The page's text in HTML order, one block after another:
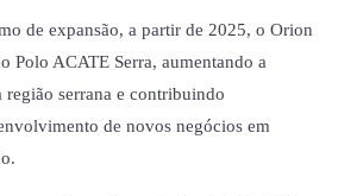
de expansão, a partir de 2025, o Orion
Polo ACATE Serra, aumentando a
serrana e contribuindo
de novos negócios em